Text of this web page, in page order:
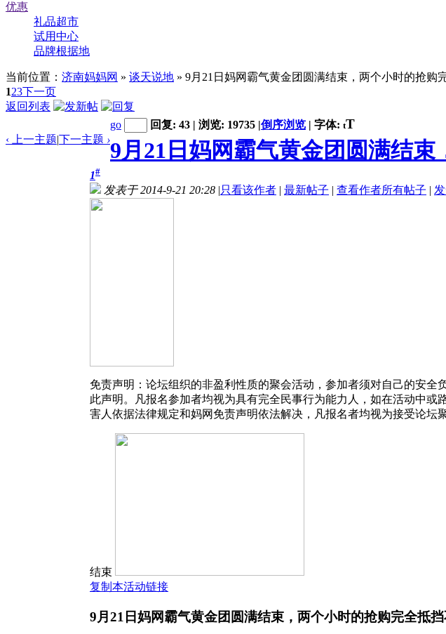
优惠
礼品超市
试用中心
品牌根据地
当前位置： 济南妈妈网 » 谈天说地 » 9月21日妈网霸气黄金团圆满结束，两个小时的抢购
123下一页
返回列表
‹ 上一主题|下一主题 ›
go 回复: 43 | 浏览: 19735 |倒序浏览 | 字体: tT
9月21日妈网霸气黄金团圆满结
1#
发表于 2014-9-21 20:28 |只看该作者 | 最新帖子 | 查看作者所有帖子 |
免责声明： 论坛组织的非盈利性质的聚会活动，参加者须对自己的安
此声明。凡报名参加者均视为具有完全民事行为能力人，如在活动中
害人依据法律规定和妈网免责声明依法解决，凡报名者均视为接受论坛
结束
复制本活动链接
9月21日妈网霸气黄金团圆满结束，两个小时的抢购完全抵